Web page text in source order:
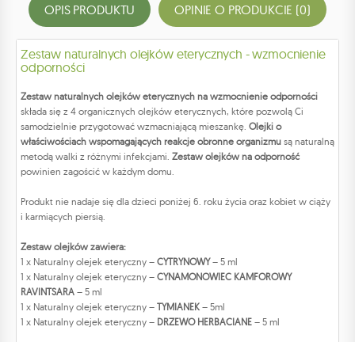
OPIS PRODUKTU OPINIE O PRODUKCIE (0)
Zestaw naturalnych olejków eterycznych - wzmocnienie
odporności
Zestaw naturalnych olejków eterycznych na wzmocnienie odporności
składa się z 4 organicznych olejków eterycznych, które pozwolą Ci
samodzielnie przygotować wzmacniającą mieszankę. Olejki o
właściwościach wspomagających reakcje obronne organizmu są naturalną
metodą walki z różnymi infekcjami. Zestaw olejków na odporność
powinien zagościć w każdym domu.
Produkt nie nadaje się dla dzieci poniżej 6. roku życia oraz kobiet w ciąży
i karmiących piersią.
Zestaw olejków zawiera:
1 x Naturalny olejek eteryczny – CYTRYNOWY– 5 ml
1 x Naturalny olejek eteryczny – CYNAMONOWIEC KAMFOROWY
RAVINTSARA – 5 ml
1 x Naturalny olejek eteryczny – TYMIANEK – 5ml
1 x Naturalny olejek eteryczny – DRZEWO HERBACIANE – 5 ml